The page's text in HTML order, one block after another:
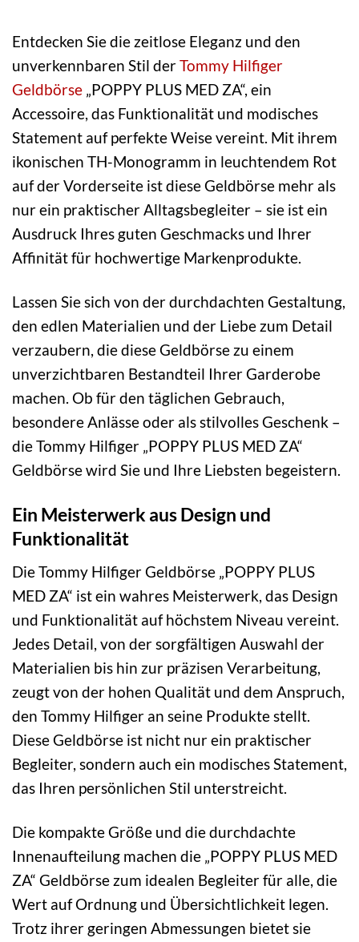
Entdecken Sie die zeitlose Eleganz und den
unverkennbaren Stil derTommy Hilfiger
Geldbörse „POPPY PLUS MED ZA“, ein
Accessoire, das Funktionalität und modisches
Statement auf perfekte Weise vereint. Mit ihrem
ikonischen TH-Monogramm in leuchtendem Rot
auf der Vorderseite ist diese Geldbörse mehr als
nur ein praktischer Alltagsbegleiter – sie ist ein
Ausdruck Ihres guten Geschmacks und Ihrer
Affinität für hochwertige Markenprodukte.
Lassen Sie sich von der durchdachten Gestaltung,
den edlen Materialien und der Liebe zum Detail
verzaubern, die diese Geldbörse zu einem
unverzichtbaren Bestandteil Ihrer Garderobe
machen. Ob für den täglichen Gebrauch,
besondere Anlässe oder als stilvolles Geschenk –
die Tommy Hilfiger „POPPY PLUS MED ZA“
Geldbörse wird Sie und Ihre Liebsten begeistern.
Ein Meisterwerk aus Design und
Funktionalität
Die Tommy Hilfiger Geldbörse „POPPY PLUS
MED ZA“ ist ein wahres Meisterwerk, das Design
und Funktionalität auf höchstem Niveau vereint.
Jedes Detail, von der sorgfältigen Auswahl der
Materialien bis hin zur präzisen Verarbeitung,
zeugt von der hohen Qualität und dem Anspruch,
den Tommy Hilfiger an seine Produkte stellt.
Diese Geldbörse ist nicht nur ein praktischer
Begleiter, sondern auch ein modisches Statement,
das Ihren persönlichen Stil unterstreicht.
Die kompakte Größe und die durchdachte
Innenaufteilung machen die „POPPY PLUS MED
ZA“ Geldbörse zum idealen Begleiter für alle, die
Wert auf Ordnung und Übersichtlichkeit legen.
Trotz ihrer geringen Abmessungen bietet sie